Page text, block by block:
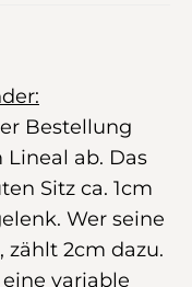
Bestellung
ab. Das
Sitz ca. 1cm
Wer seine
2cm dazu.
variable